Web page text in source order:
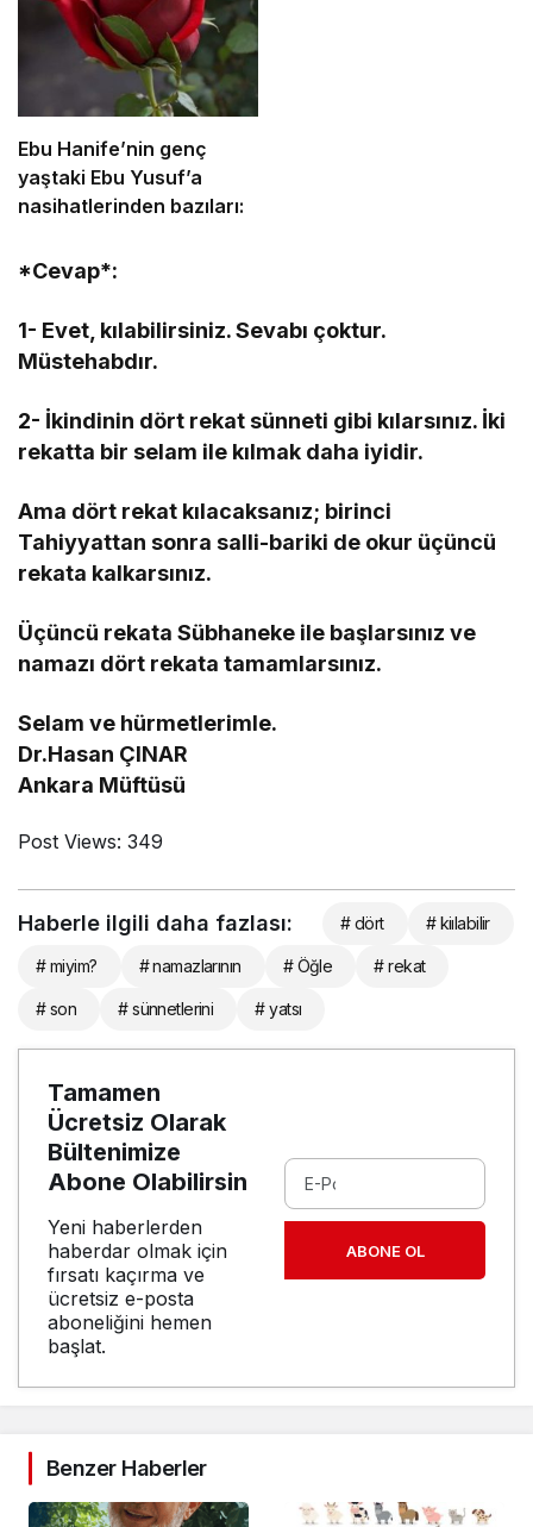
Ebu Hanife’nin genç
yaştaki Ebu Yusuf’a
nasihatlerinden bazıları:
*Cevap*:
1- Evet, kılabilirsiniz. Sevabı çoktur.
Müstehabdır.
2- İkindinin dört rekat sünneti gibi kılarsınız. İki
rekatta bir selam ile kılmak daha iyidir.
Ama dört rekat kılacaksanız; birinci
Tahiyyattan sonra salli-bariki de okur üçüncü
rekata kalkarsınız.
Üçüncü rekata Sübhaneke ile başlarsınız ve
namazı dört rekata tamamlarsınız.
Selam ve hürmetlerimle.
Dr.Hasan ÇINAR
Ankara Müftüsü
Post Views: 349
Haberle ilgili daha fazlası: # dört # kiılabilir
# miyim? # namazlarının # Öğle # rekat
# son # sünnetlerini # yatsı
Tamamen
Ücretsiz Olarak
Bültenimize
Abone Olabilirsin
Yeni haberlerden
haberdar olmak için
fırsatı kaçırma ve
ücretsiz e-posta
aboneliğini hemen
başlat.
ABONE OL
Benzer Haberler